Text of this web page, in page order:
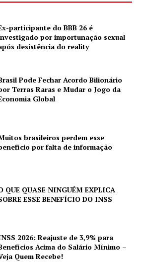
participante do BBB 26 é
por importunação sexual
desistência do reality
Pode Fechar Acordo Bilionário
Terras Raras e Mudar o Jogo da
Global
brasileiros perdem esse
por falta de informação
QUE QUASE NINGUÉM EXPLICA
ESSE BENEFÍCIO DO INSS
2026: Reajuste de 3,9% para
Acima do Salário Mínimo –
Quem Recebe!